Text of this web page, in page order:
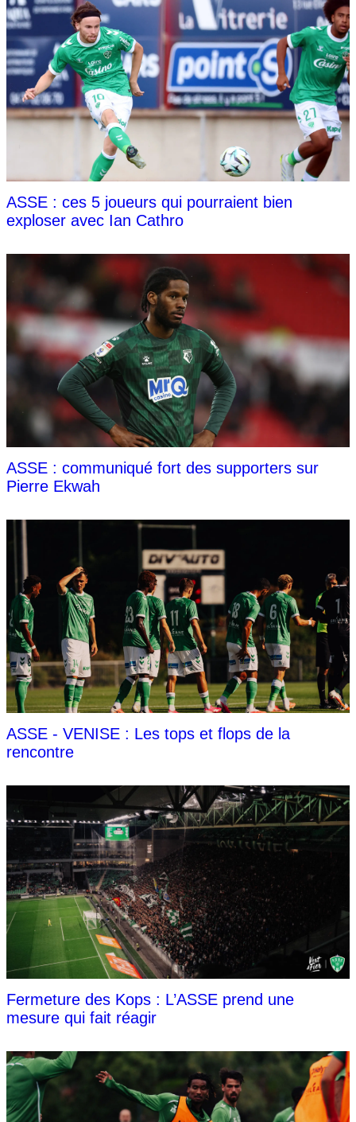
ASSE : ces 5 joueurs qui pourraient bien
exploser avec Ian Cathro
ASSE : communiqué fort des supporters sur
Pierre Ekwah
ASSE - VENISE : Les tops et flops de la
rencontre
Fermeture des Kops : L’ASSE prend une
mesure qui fait réagir